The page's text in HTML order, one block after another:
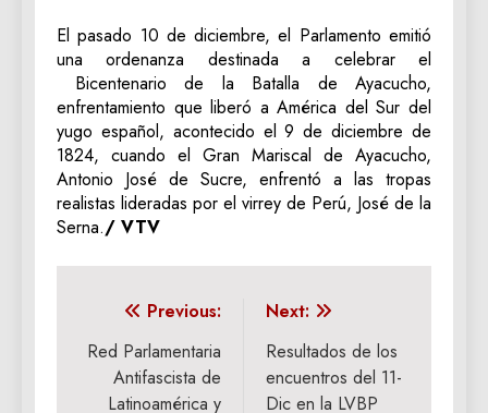
El pasado 10 de diciembre, el Parlamento emitió
una ordenanza destinada a celebrar el
Bicentenario de la Batalla de Ayacucho,
enfrentamiento que liberó a América del Sur del
yugo español, acontecido el 9 de diciembre de
1824, cuando el Gran Mariscal de Ayacucho,
Antonio José de Sucre, enfrentó a las tropas
realistas lideradas por el virrey de Perú, José de la
Serna./ VTV
Navegación
de
entradas
Previous:
Red Parlamentaria
Antifascista de
Latinoamérica y
Next:
Resultados de los
encuentros del 11-
Dic en la LVBP